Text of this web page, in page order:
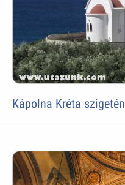
Kápolna Kréta szigetén